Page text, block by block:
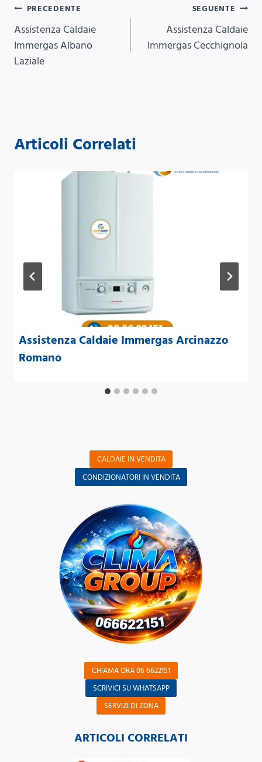
Navigazione
articoli
PRECEDENTE
Assistenza Caldaie
Immergas Albano
Laziale
SEGUENTE
Assistenza Caldaie
Immergas Cecchignola
Articoli Correlati
Assistenza Caldaie Immergas Arcinazzo
Romano
CALDAIE IN VENDITA
CONDIZIONATORI IN VENDITA
CHIAMA ORA 06 6622151
SCRIVICI SU WHATSAPP
SERVIZI DI ZONA
ARTICOLI CORRELATI